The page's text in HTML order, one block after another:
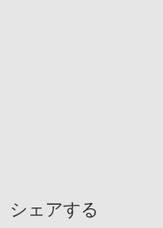
シェアする